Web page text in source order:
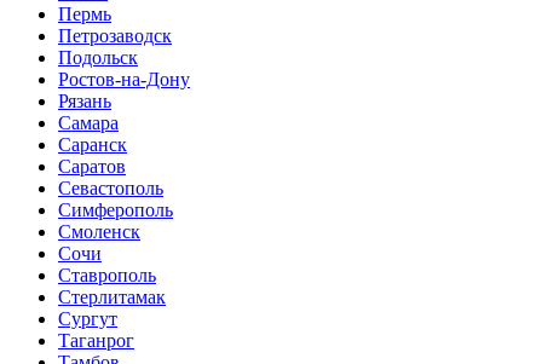
Пермь
Петрозаводск
Подольск
Ростов-на-Дону
Рязань
Самара
Саранск
Саратов
Севастополь
Симферополь
Смоленск
Сочи
Ставрополь
Стерлитамак
Сургут
Таганрог